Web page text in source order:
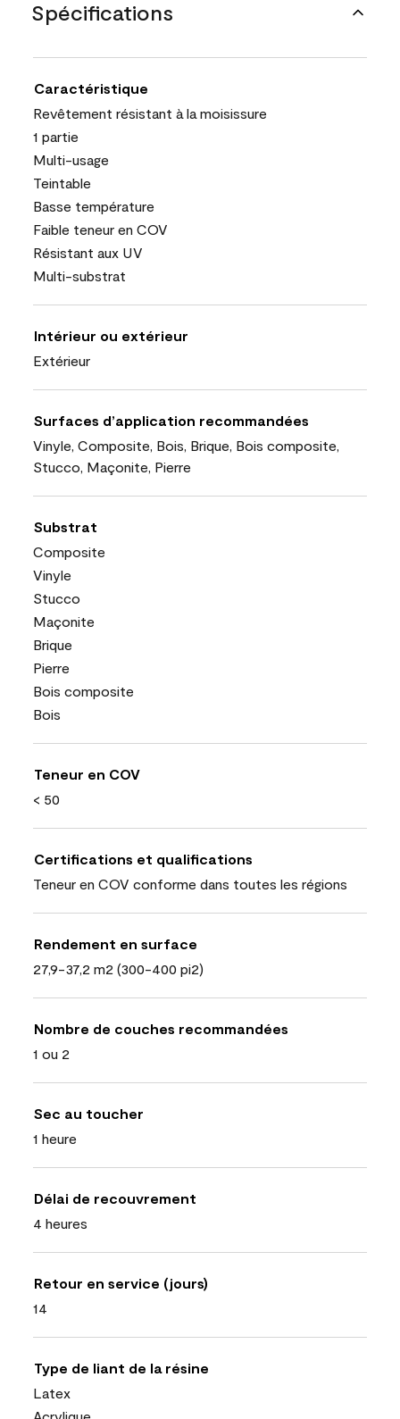
Spécifications
Caractéristique
Revêtement résistant à la moisissure
1 partie
Multi-usage
Teintable
Basse température
Faible teneur en COV
Résistant aux UV
Multi-substrat
Intérieur ou extérieur
Extérieur
Surfaces d’application recommandées
Vinyle, Composite, Bois, Brique, Bois composite,
Stucco, Maçonite, Pierre
Substrat
Composite
Vinyle
Stucco
Maçonite
Brique
Pierre
Bois composite
Bois
Teneur en COV
< 50
Certifications et qualifications
Teneur en COV conforme dans toutes les régions
Rendement en surface
27,9-37,2 m2 (300-400 pi2)
Nombre de couches recommandées
1 ou 2
Sec au toucher
1 heure
Délai de recouvrement
4 heures
Retour en service (jours)
14
Type de liant de la résine
Latex
Acrylique